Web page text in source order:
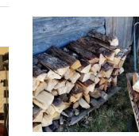
конфликтов и